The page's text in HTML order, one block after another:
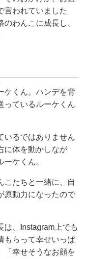
言われていました
わんこに成長し、
ケくん。ハンデを背
っているルーケくん
いるではありません
に体を動かしなが
ケくん。
こたちと一緒に、自
原動力になったので
は、Instagram上でも
もらって幸せいっぱ
幸せそうなお顔を